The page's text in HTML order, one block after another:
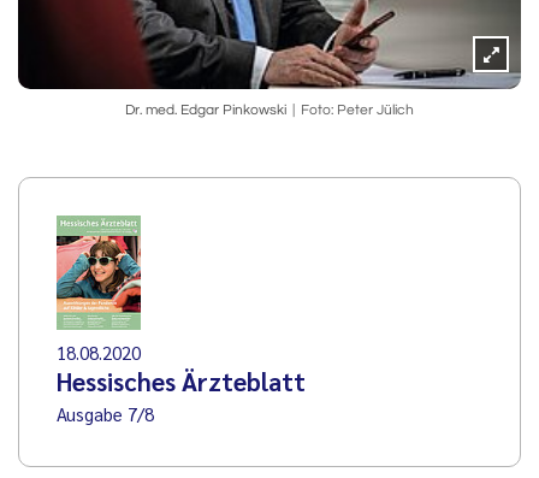
Dr. med. Edgar Pinkowski Foto: Peter Jülich
18.08.2020
Hessisches Ärzteblatt
Ausgabe 7/8